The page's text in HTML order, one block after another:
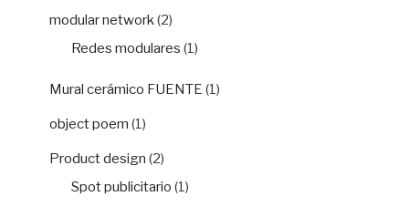
modular network(2)
Redes modulares (1)
Mural cerámico FUENTE (1)
object poem (1)
Product design (2)
Spot publicitario (1)